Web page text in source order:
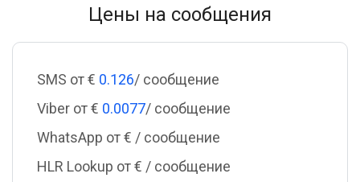
Цены на сообщения
SMS от € 0.126/ сообщение
Viber от € 0.0077/ сообщение
WhatsApp от € / сообщение
HLR Lookup от € / сообщение